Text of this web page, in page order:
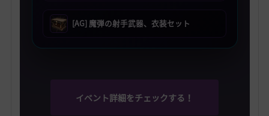
[AG] 魔弾の射手武器、衣装セット
イベント詳細をチェックする！